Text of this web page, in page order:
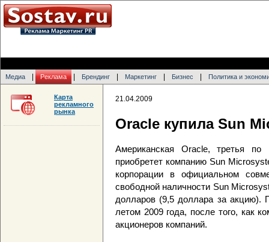
Медиа Реклама Брендинг Маркетинг Бизнес Политика и
21.04.2009
Oracle купила Sun
Американская Oracle, третья
приобретет компанию Sun
корпорации в официальном
свободной наличности Sun
долларов (9,5 доллара за акцию).
летом 2009 года, после того, как
акционеров компаний.
Карта
рекламного
рынка